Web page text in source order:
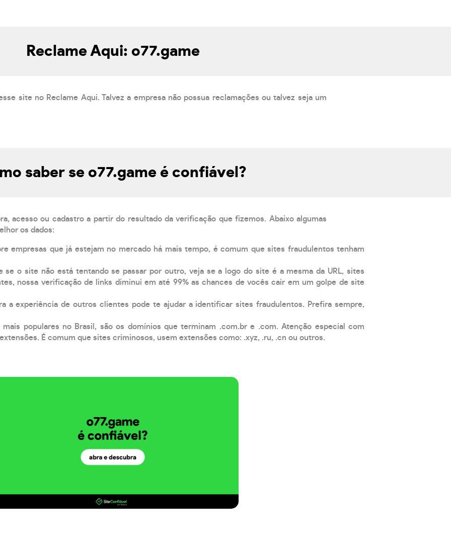
Reclame Aqui: o77.game
site no Reclame Aqui. Talvez a empresa não possua reclamações ou talvez seja um
saber se o77.game é confiável?
acesso ou cadastro a partir do resultado da verificação que fizemos. Abaixo algumas
os dados:
empresas que já estejam no mercado há mais tempo, é comum que sites fraudulentos tenham
se o site não está tentando se passar por outro, veja se a logo do site é a mesma da URL, sites
nossa verificação de links diminui em até 99% as chances de vocês cair em um golpe de site
a experiência de outros clientes pode te ajudar a identificar sites fraudulentos. Prefira sempre,
mais populares no Brasil, são os domínios que terminam .com.br e .com. Atenção especial com
É comum que sites criminosos, usem extensões como: .xyz, .ru, .cn ou outros.